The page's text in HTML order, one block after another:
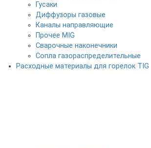
Гусаки
Диффузоры газовые
Каналы направляющие
Прочее MIG
Сварочные наконечники
Сопла газораспределительные
Расходные материалы для горелок TIG